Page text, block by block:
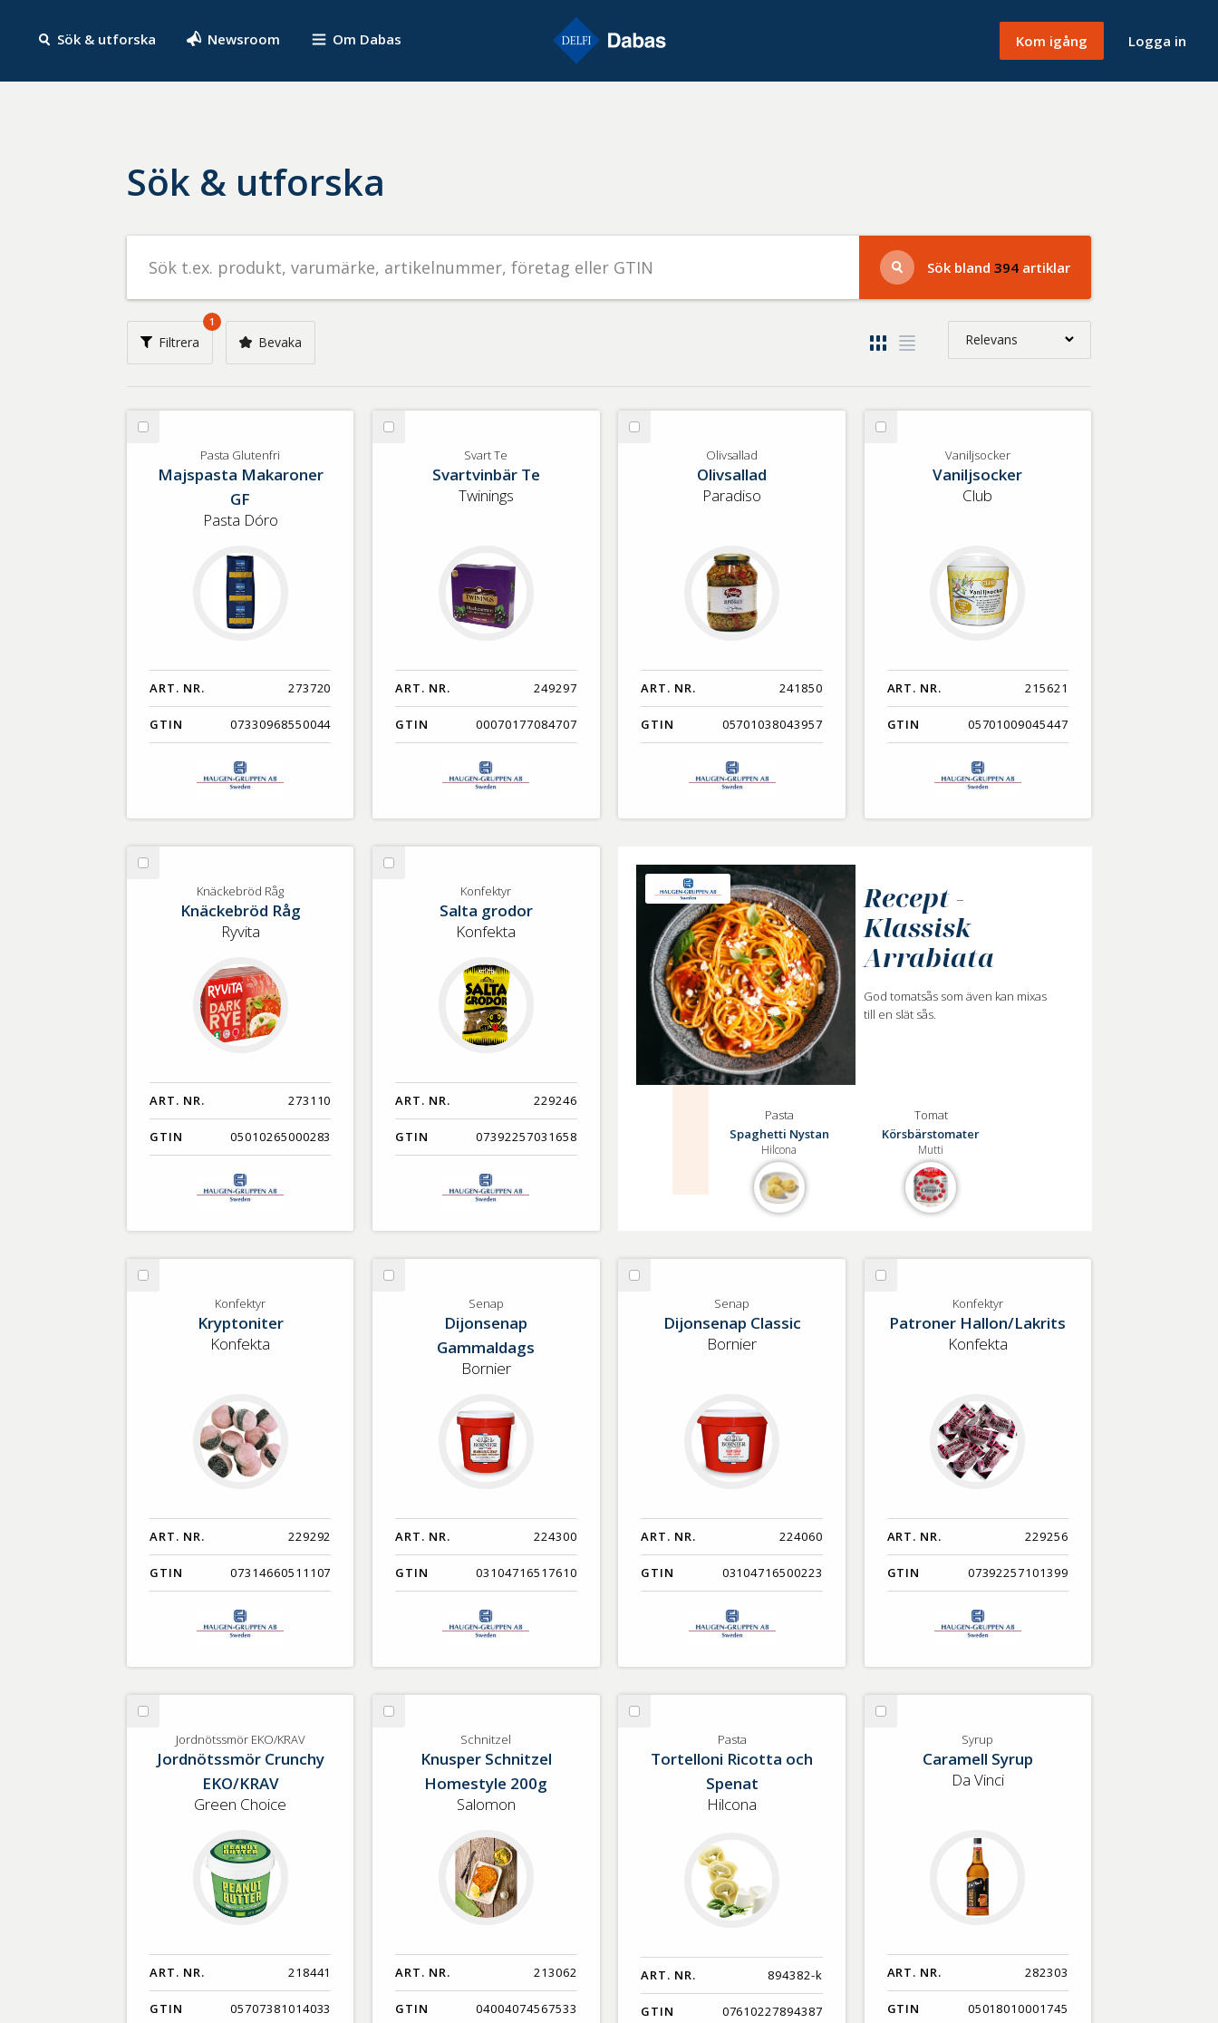
Sök & utforska Newsroom Om Dabas Kom igång Logga in
Sök & utforska
Sök
livsmedel
på
t.ex.
produkt,
varumärke,
GTIN
Sök bland 394 artiklar
Filtrera
1
Bevaka Relevans
Nyaste
Benämning A-Ö
Varumärken A-Ö
GTIN
Med bild först
Välj
Glutenfri
Pasta Glutenfri
Majspasta Makaroner
GF
Pasta Dóro
ART. NR. 273720
GTIN 07330968550044
Välj
Svart Te
Svartvinbär Te
Twinings
ART. NR. 249297
GTIN 00070177084707
Välj
Olivsallad
Olivsallad
Paradiso
ART. NR. 241850
GTIN 05701038043957
Välj
VaniljsockerVaniljsocker
Vaniljsocker
Club
ART. NR. 215621
GTIN 05701009045447
Välj
KnäckebrödKnäckebröd Råg
Knäckebröd Råg
Ryvita
ART. NR. 273110
GTIN 05010265000283
Välj
Konfektyr
Salta grodor
Konfekta
ART. NR. 229246
GTIN 07392257031658
Recept -
Klassisk
Arrabiata
God tomatsås som även kan mixas
till en slät sås.
Pasta
Spaghetti Nystan
Hilcona
Tomat
Körsbärstomater
Mutti
Välj
Konfektyr
Kryptoniter
Konfekta
ART. NR. 229292
GTIN 07314660511107
Välj
Senap
Dijonsenap
Gammaldags
Bornier
ART. NR. 224300
GTIN 03104716517610
Välj
Senap
Dijonsenap Classic
Bornier
ART. NR. 224060
GTIN 03104716500223
Välj
Konfektyr
Patroner Hallon/Lakrits
Konfekta
ART. NR. 229256
GTIN 07392257101399
Välj
Jordnötssmör
EKO/KRAV
Jordnötssmör EKO/KRAV
Jordnötssmör Crunchy
EKO/KRAV
Green Choice
ART. NR. 218441
GTIN 05707381014033
Välj
Schnitzel
Knusper Schnitzel
Homestyle 200g
Salomon
ART. NR. 213062
GTIN 04004074567533
Välj
Pasta
Tortelloni Ricotta och
Spenat
Hilcona
ART. NR. 894382-k
GTIN 07610227894387
Välj
Syrup
Caramell Syrup
Da Vinci
ART. NR. 282303
GTIN 05018010001745